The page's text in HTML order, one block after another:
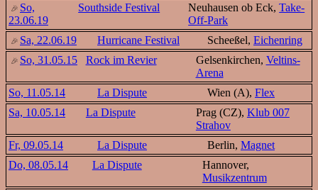
So,
23.06.19
Southside Festival Neuhausen ob Eck,Take-
Off-Park
Sa, 22.06.19
Hurricane Festival Scheeßel, Eichenring
So, 31.05.15
Rock im Revier Gelsenkirchen, Veltins-
Arena
So, 11.05.14
La Dispute Wien (A), Flex
Sa, 10.05.14
La Dispute Prag (CZ), Klub 007
Strahov
Fr, 09.05.14
La Dispute Berlin, Magnet
Do, 08.05.14
La Dispute
Hannover,
Musikzentrum